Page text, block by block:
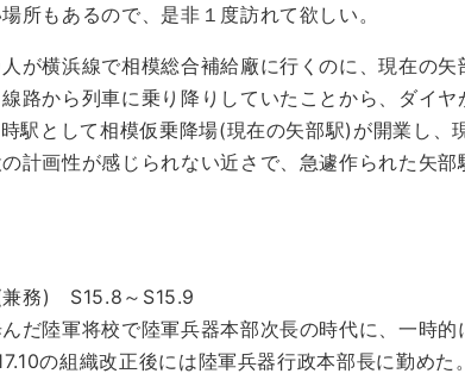
所もあるので、是非１度訪れて欲しい。
が横浜線で相模総合補給廠に行くのに、現在の矢
路から列車に乗り降りしていたことから、ダイ
駅として相模仮乗降場(現在の矢部駅)が開業し、
計画性が感じられない近さで、急遽作られた矢
務) S15.8～S15.9
だ陸軍将校で陸軍兵器本部次長の時代に、一時
の組織改正後には陸軍兵器行政本部長に勤めた。